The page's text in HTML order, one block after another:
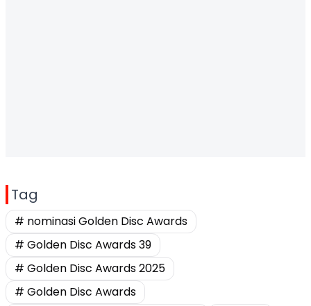
Tag
# nominasi Golden Disc Awards
# Golden Disc Awards 39
# Golden Disc Awards 2025
# Golden Disc Awards